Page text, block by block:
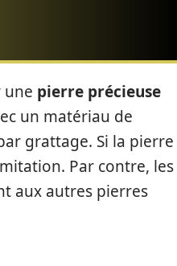
une pierre précieuse
un matériau de
grattage. Si la pierre
Par contre, les
aux autres pierres